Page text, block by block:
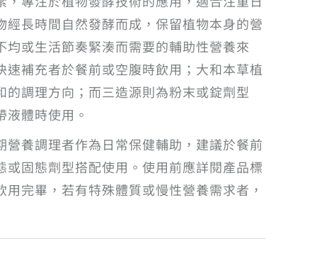
長時間自然發酵而成，保留植物本身的營
或生活節奏緊湊而需要的輔助性營養來
補充者於餐前或空腹時飲用；大和本草植
調理方向；而三造源則為粉末或錠劑型
體時使用。
養調理者作為日常保健輔助，建議於餐前
固態劑型搭配使用。使用前應詳閱產品標
完畢，若有特殊體質或慢性營養需求者，